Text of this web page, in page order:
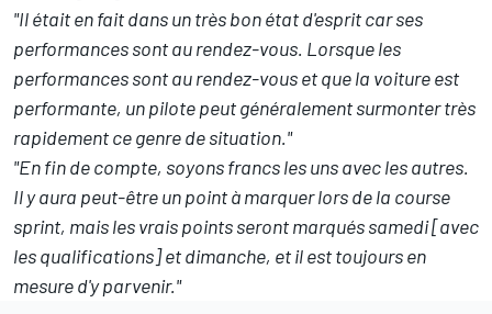
"Il était en fait dans un très bon état d'esprit car ses
performances sont au rendez-vous. Lorsque les
performances sont au rendez-vous et que la voiture est
performante, un pilote peut généralement surmonter très
rapidement ce genre de situation."
"En fin de compte, soyons francs les uns avec les autres.
Il y aura peut-être un point à marquer lors de la course
sprint, mais les vrais points seront marqués samedi [avec
les qualifications] et dimanche, et il est toujours en
mesure d'y parvenir."